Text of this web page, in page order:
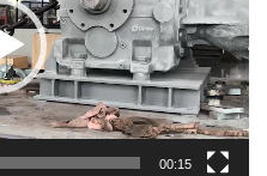
00:15